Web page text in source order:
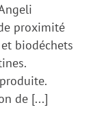
proximité
biodéchets
de [...]